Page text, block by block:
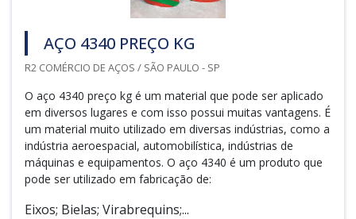
AÇO 4340 PREÇO KG
R2 COMÉRCIO DE AÇOS / SÃO PAULO - SP
O aço 4340 preço kg é um material que pode ser aplicado
em diversos lugares e com isso possui muitas vantagens. É
um material muito utilizado em diversas indústrias, como a
indústria aeroespacial, automobilística, indústrias de
máquinas e equipamentos. O aço 4340 é um produto que
pode ser utilizado em fabricação de:
Eixos; Bielas; Virabrequins;...